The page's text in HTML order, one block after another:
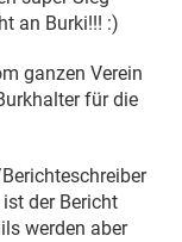
an Burki!!! :)
ganzen Verein
für die
der Bericht
werden aber